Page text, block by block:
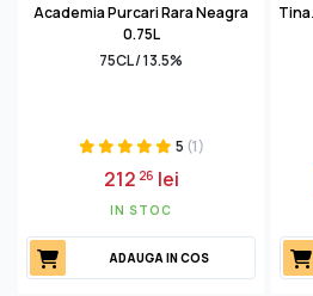
Academia Purcari Rara Neagra
0.75L
75CL / 13.5%
5 (1)
212 26 lei
IN STOC
ADAUGA IN COS